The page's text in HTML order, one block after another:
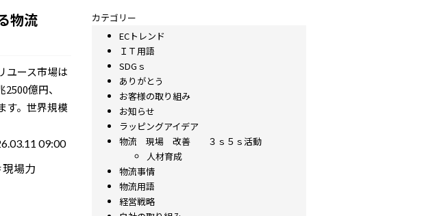
物流
ユース市場は
億円、
す。世界規模
09:00
場力
カテゴリー
ECトレンド
ＩＴ用語
SDGｓ
ありがとう
お客様の取り組み
お知らせ
ラッピングアイデア
物流 現場 改善 ３ｓ５ｓ活動
人材育成
物流事情
物流用語
経営戦略